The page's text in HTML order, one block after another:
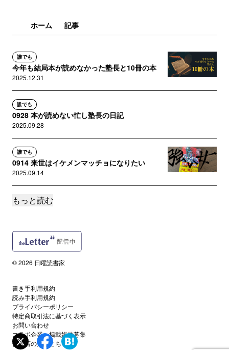
ホーム 記事
誰でも
今年も結局本が読めなかった塾長と10冊の本
2025.12.31
誰でも
0928 本が読めない忙し塾長の日記
2025.09.28
誰でも
0914 来世はイケメンマッチョになりたい
2025.09.14
読者限定
誰でも
書店員から日曜読書家へ。
2025.08.24
誰でも
切実さん第二章・完
2023.12.28
サポートメンバー限定
もっと読む
© 2026 日曜読書家
書き手利用規約
読み手利用規約
プライバシーポリシー
特定商取引法に基づく表示
お問い合わせ
コラボ企業・掲載媒体募集
代理店の方はこちら